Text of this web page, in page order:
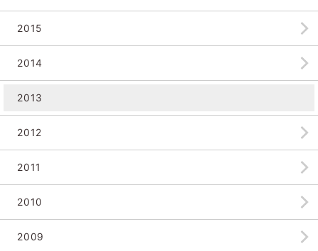
2015
2014
2013
2012
2011
2010
2009